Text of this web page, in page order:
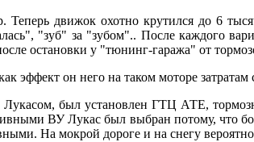
движок охотно крутился до 6
"зуб" за "зубом".. После каждого
остановки у "тюнинг-гаража" от
он него на таком моторе затратам
был установлен ГТЦ АТЕ,
ВУ Лукас был выбран потому, что
На мокрой дороге и на снегу